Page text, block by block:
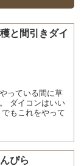
と間引きダイ
っている間に草
ダイコンはいい
もこれをやって
ぴら